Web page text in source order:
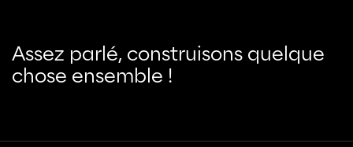
Assez parlé, construisons quelque
chose ensemble !